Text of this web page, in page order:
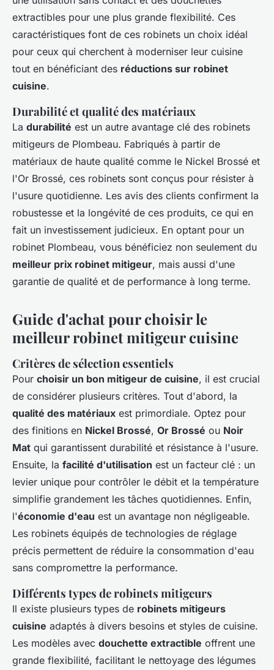
extractibles pour une plus grande flexibilité. Ces
caractéristiques font de ces robinets un choix idéal
pour ceux qui cherchent à moderniser leur cuisine
tout en bénéficiant des réductions sur robinet
cuisine.
Durabilité et qualité des matériaux
La durabilité est un autre avantage clé des robinets
mitigeurs de Plombeau. Fabriqués à partir de
matériaux de haute qualité comme le Nickel Brossé et
l'Or Brossé, ces robinets sont conçus pour résister à
l'usure quotidienne. Les avis des clients confirment la
robustesse et la longévité de ces produits, ce qui en
fait un investissement judicieux. En optant pour un
robinet Plombeau, vous bénéficiez non seulement du
meilleur prix robinet mitigeur, mais aussi d'une
garantie de qualité et de performance à long terme.
Guide d'achat pour choisir le
meilleur robinet mitigeur cuisine
Critères de sélection essentiels
Pour choisir un bon mitigeur de cuisine, il est crucial
de considérer plusieurs critères. Tout d'abord, la
qualité des matériaux est primordiale. Optez pour
des finitions en Nickel Brossé, Or Brossé ou Noir
Mat qui garantissent durabilité et résistance à l'usure.
Ensuite, la facilité d'utilisation est un facteur clé : un
levier unique pour contrôler le débit et la température
simplifie grandement les tâches quotidiennes. Enfin,
l'économie d'eau est un avantage non négligeable.
Les robinets équipés de technologies de réglage
précis permettent de réduire la consommation d'eau
sans compromettre la performance.
Différents types de robinets mitigeurs
Il existe plusieurs types de robinets mitigeurs
cuisine adaptés à divers besoins et styles de cuisine.
Les modèles avec douchette extractible offrent une
grande flexibilité, facilitant le nettoyage des légumes